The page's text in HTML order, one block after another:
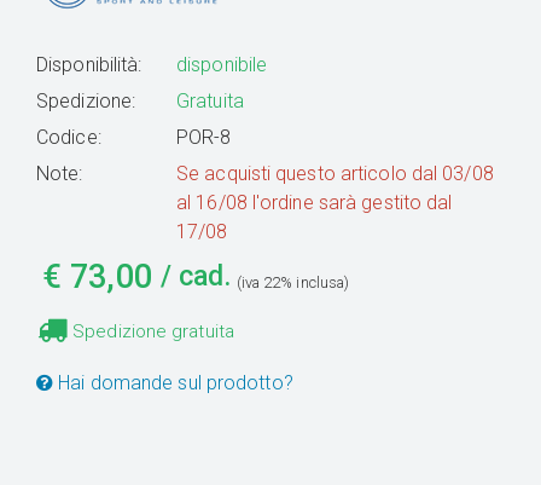
Disponibilità:
disponibile
Spedizione:
Gratuita
Codice:
POR-8
Note:
Se acquisti questo articolo dal 03/08
al 16/08 l'ordine sarà gestito dal
17/08
€ 73,00 / cad. (iva 22% inclusa)
Spedizione gratuita
Hai domande sul prodotto?